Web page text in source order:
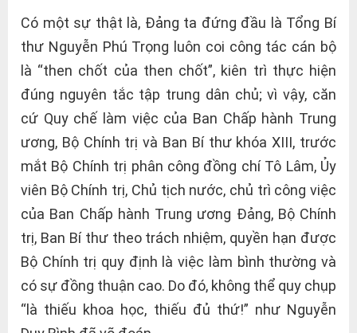
Có một sự thật là, Đảng ta đứng đầu là Tổng Bí
thư Nguyễn Phú Trọng luôn coi công tác cán bộ
là “then chốt của then chốt”, kiên trì thực hiện
đúng nguyên tắc tập trung dân chủ; vì vậy, căn
cứ Quy chế làm việc của Ban Chấp hành Trung
ương, Bộ Chính trị và Ban Bí thư khóa XIII, trước
mắt Bộ Chính trị phân công đồng chí Tô Lâm, Ủy
viên Bộ Chính trị, Chủ tịch nước, chủ trì công việc
của Ban Chấp hành Trung ương Đảng, Bộ Chính
trị, Ban Bí thư theo trách nhiệm, quyền hạn được
Bộ Chính trị quy định là việc làm bình thường và
có sự đồng thuận cao. Do đó, không thể quy chụp
“là thiếu khoa học, thiếu đủ thứ!” như Nguyễn